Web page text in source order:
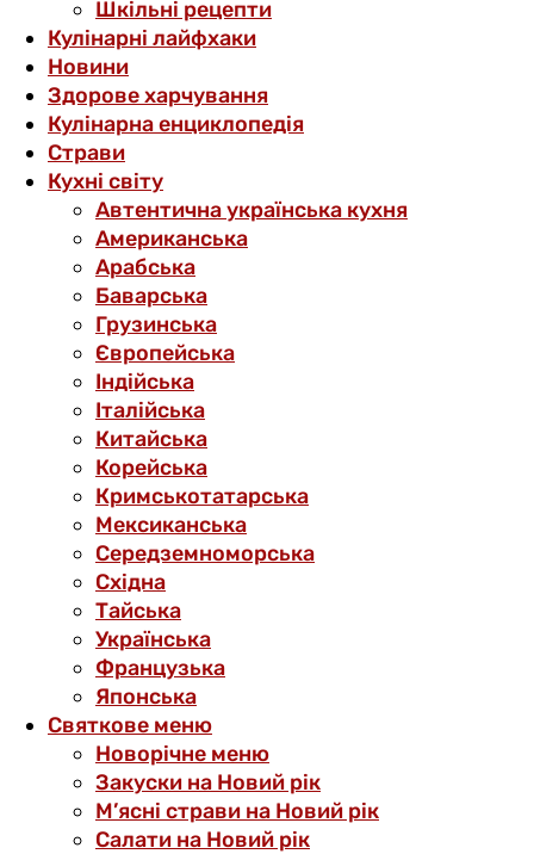
Шкільні рецепти
Кулінарні лайфхаки
Новини
Здорове харчування
Кулінарна енциклопедія
Страви
Кухні світу
Автентична українська кухня
Американська
Арабська
Баварська
Грузинська
Європейська
Індійська
Італійська
Китайська
Корейська
Кримськотатарська
Мексиканська
Середземноморська
Східна
Тайська
Українська
Французька
Японська
Святкове меню
Новорічне меню
Закуски на Новий рік
М’ясні страви на Новий рік
Салати на Новий рік